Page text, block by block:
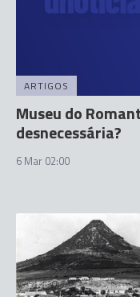
ARTIGOS
Museu do
desnecessária?
6 Mar 02:00